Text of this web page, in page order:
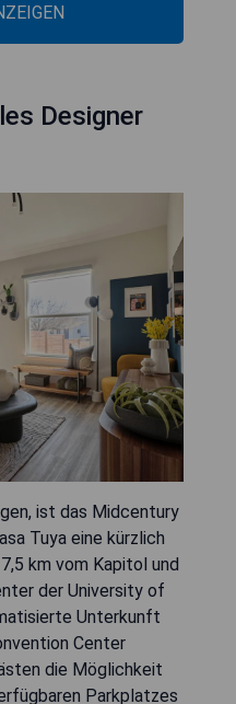
Designer
ist das Midcentury
Tuya eine kürzlich
km vom Kapitol und
der University of
Unterkunft
Center
die Möglichkeit
Parkplatzes